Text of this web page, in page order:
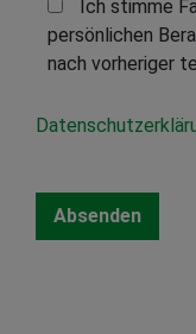
persönlichen
nach vorheriger